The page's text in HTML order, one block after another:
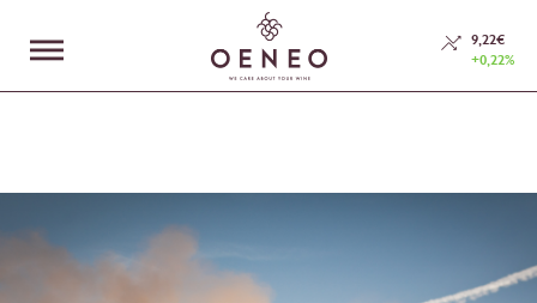
En poursuivant votre navigation sur ce site, vous acceptez l’utilisation de
Cookies.
ESPACE INVESTISSEURS
9,22€
+0,22%